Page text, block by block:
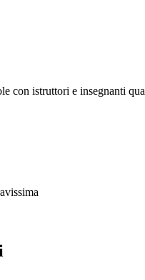
con istruttori e insegnanti